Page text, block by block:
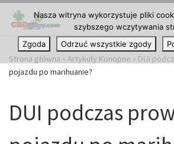
Przejdź do treści
Strona główna » Artykuły Konopne » DUI
pojazdu po marihuanie?
DUI podczas
Nasza witryna wykorzystuje pliki
szybszego wczytywania
Zgoda
Odrzuć wszystkie zgody